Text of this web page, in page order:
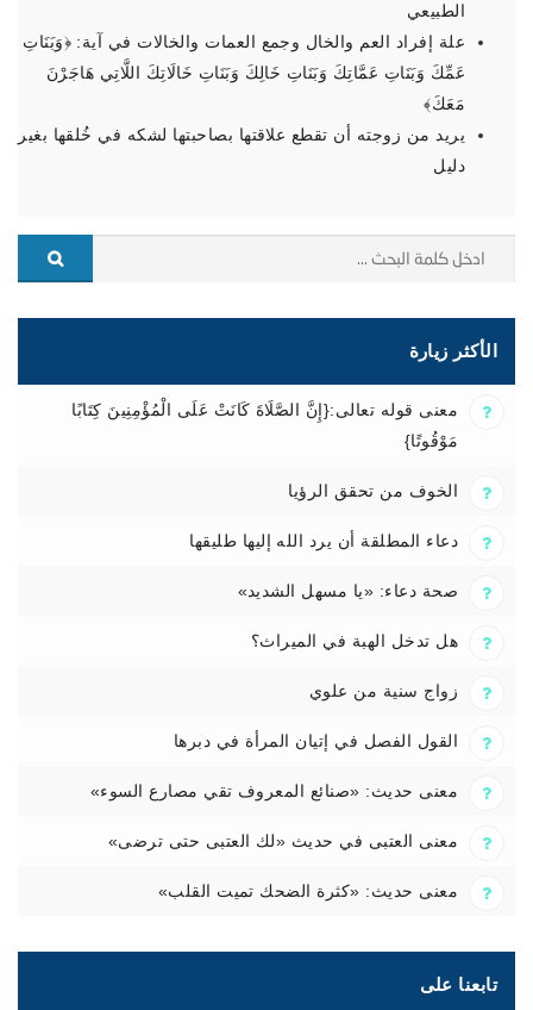
الطبيعي
علة إفراد العم والخال وجمع العمات والخالات في آية: ﴿‌وَبَنَاتِ
‌عَمِّكَ وَبَنَاتِ عَمَّاتِكَ وَبَنَاتِ خَالِكَ وَبَنَاتِ خَالَاتِكَ اللَّاتِي هَاجَرْنَ
مَعَكَ﴾
يريد من زوجته أن تقطع علاقتها بصاحبتها لشكه في خُلقها بغير
دليل
الأكثر زيارة
معنى قوله تعالى:{إِنَّ الصَّلَاةَ كَانَتْ عَلَى الْمُؤْمِنِينَ كِتَابًا
مَوْقُوتًا}
الخوف من تحقق الرؤيا
دعاء المطلقة أن يرد الله إليها طليقها
صحة دعاء: «يا مسهل الشديد»
هل تدخل الهبة في الميراث؟
زواج سنية من علوي
القول الفصل في إتيان المرأة في دبرها
معنى حديث: «صنائع المعروف تقي مصارع السوء»
معنى العتبى في حديث «لك العتبى حتى ترضى»
معنى حديث: «كثرة الضحك تميت القلب»
تابعنا على